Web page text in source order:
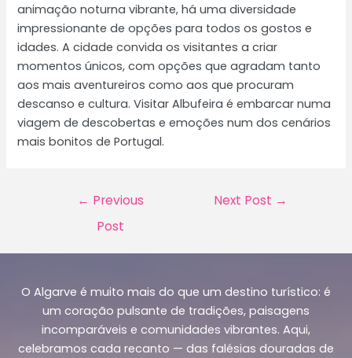
animação noturna vibrante, há uma diversidade
impressionante de opções para todos os gostos e
idades. A cidade convida os visitantes a criar
momentos únicos, com opções que agradam tanto
aos mais aventureiros como aos que procuram
descanso e cultura. Visitar Albufeira é embarcar numa
viagem de descobertas e emoções num dos cenários
mais bonitos de Portugal.
← Previous
Post
Next Post →
O Algarve é muito mais do que um destino turístico: é
um coração pulsante de tradições, paisagens
incomparáveis e comunidades vibrantes. Aqui,
celebramos cada recanto — das falésias douradas de